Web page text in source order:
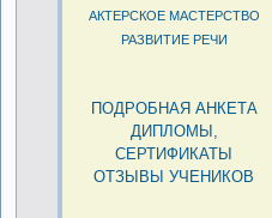
АКТЕРСКОЕ МАСТЕРСТВО
РАЗВИТИЕ РЕЧИ
ПОДРОБНАЯ АНКЕТА
ДИПЛОМЫ,
СЕРТИФИКАТЫ
ОТЗЫВЫ УЧЕНИКОВ